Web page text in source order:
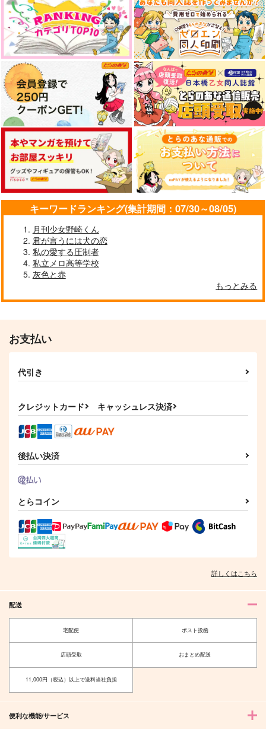
春を連れてくる人
道連れテラリウム
315円（税込）
日車寛見×七海建人
サンプル
作品詳細
赤い瞳のお化けについ
て
あまからロック
330円（税込）
豊前江×松井江
サンプル
作品詳細
風の在処
曖昧どろっぷ
1,572円（税込）
豊前江×鶴丸国永
サンプル
作品詳細
春光
1,729円（税込）
豊前江×女審神者
作品詳細
707円（税込）
作品詳細
非公式らくがきまと
1,572
作品詳細
サンプル
作品詳細
稲葉江
作品詳細
私以外の皆さんが可愛
らしい江の本-加筆版-
10musuB
629円（税込）
刀剣乱舞
篭手切江
豊前江
富田江
サンプル
カート
朝露 光る
世界の果てまで
315円（税込）
刀剣乱舞
豊前江
篭手切江
倶利伽羅江
サンプル
カート
寝ても醒めても
Tautology
専売 629円（税込）
刀剣乱舞
桑名江×豊前江
サンプル
カート
キーワードランキング(集計期間：07/30～08/05)
月刊少女野崎くん
君が言うには犬の恋
私の愛する圧制者
私立メロ高等学校
灰色と赤
もっとみる
お支払い
代引き
クレジットカード キャッシュレス決済
後払い決済
とらコイン
詳しくはこちら
配送
宅配便 ポスト投函
店頭受取 おまとめ配送
11,000円（税込）以上で送料当社負担
便利な機能/サービス